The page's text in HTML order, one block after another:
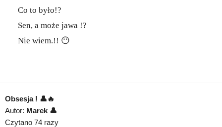
Co to było!?
Sen, a może jawa !?
Nie wiem.!! 😶
Obsesja ! 👤🔥
Autor: Marek 👤
Czytano 74 razy